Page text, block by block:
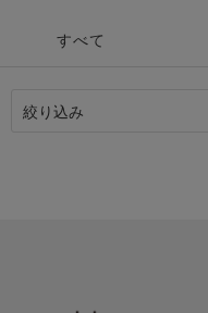
すべて
絞り込み